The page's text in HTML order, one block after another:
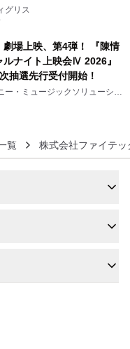
ィ ジャパンと連携した
BAR Arca」
グリス
劇場上映、第4弾！ 『陳情
ルナイト上映会Ⅳ 2026』
抽選先行受付開始！
ー・ミュージックソリューショ
覧 株式会社ファイテッ